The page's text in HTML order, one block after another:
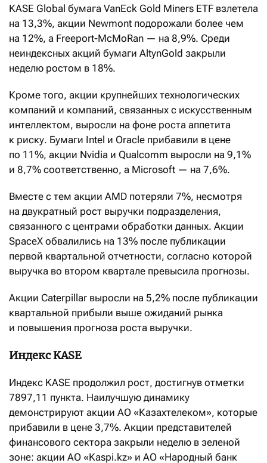
KASE Global бумага VanEck Gold Miners ETF взлетела
на 13,3%, акции Newmont подорожали более чем
на 12%, а Freeport-McMoRan — на 8,9%. Среди
неиндексных акций бумаги AltynGold закрыли
неделю ростом в 18%.
Кроме того, акции крупнейших технологических
компаний и компаний, связанных с искусственным
интеллектом, выросли на фоне роста аппетита
к риску. Бумаги Intel и Oracle прибавили в цене
по 11%, акции Nvidia и Qualcomm выросли на 9,1%
и 8,7% соответственно, а Microsoft — на 7,6%.
Вместе с тем акции AMD потеряли 7%, несмотря
на двукратный рост выручки подразделения,
связанного с центрами обработки данных. Акции
SpaceX обвалились на 13% после публикации
первой квартальной отчетности, согласно которой
выручка во втором квартале превысила прогнозы.
Акции Caterpillar выросли на 5,2% после публикации
квартальной прибыли выше ожиданий рынка
и повышения прогноза роста выручки.
Индекс KASE
Индекс KASE продолжил рост, достигнув отметки
7897,11 пункта. Наилучшую динамику
демонстрируют акции АО «Казахтелеком», которые
прибавили в цене 3,7%. Акции представителей
финансового сектора закрыли неделю в зеленой
зоне: акции АО «Kaspi.kz» и АО «Народный банк